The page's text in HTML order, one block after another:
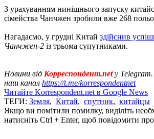
З урахуванням нинішнього запуску
сімейства Чанчжен зробили вже 268
Нагадаємо, у грудні Китай здійснив
Чанчжен-2 із трьома супутниками.
Новини від Корреспондент.netу
наш канал https://t.me/korrespondentnet
Читайте Korrespondent.net в Google News
ТЕГИ: Земля, Китай, спутник, китайцы
Якщо ви помітили помилку, виділіть
натисніть Ctrl + Enter, щоб повідомити